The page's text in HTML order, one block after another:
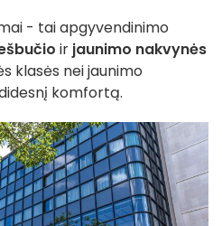
- tai apgyvendinimo
ir jaunimo nakvynės
klasės nei jaunimo
komfortą.